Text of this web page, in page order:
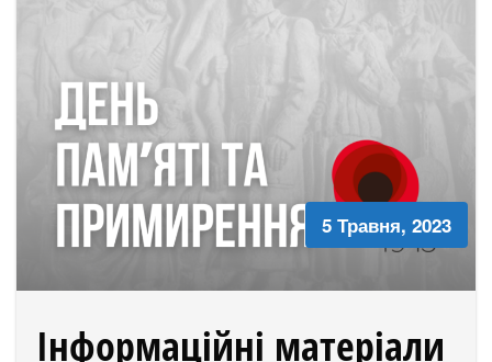
5 Травня, 2023
Інформаційні матеріали